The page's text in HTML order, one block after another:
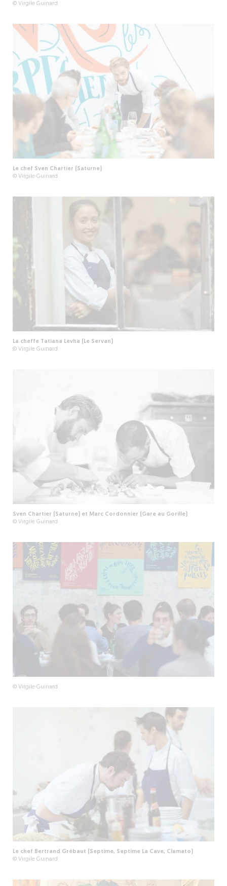
© Virgile Guinard
Le chef Sven Chartier (Saturne)
© Virgile Guinard
La cheffe Tatiana Levha (Le Servan)
© Virgile Guinard
Sven Chartier (Saturne) et Marc Cordonnier (Gare au Gorille)
© Virgile Guinard
© Virgile Guinard
Le chef Bertrand Grébaut (Septime, Septime La Cave, Clamato)
© Virgile Guinard